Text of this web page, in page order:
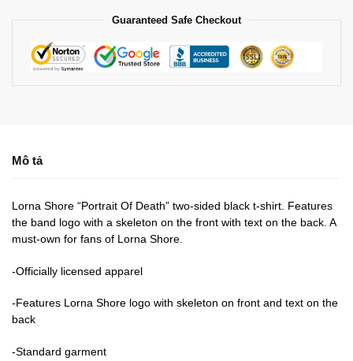
Guaranteed Safe Checkout
Mô tả
Lorna Shore “Portrait Of Death” two-sided black t-shirt. Features
the band logo with a skeleton on the front with text on the back. A
must-own for fans of Lorna Shore.
-Officially licensed apparel
-Features Lorna Shore logo with skeleton on front and text on the
back
-Standard garment